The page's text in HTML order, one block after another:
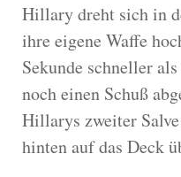
Hillary dreht sich in
ihre eigene Waffe
Sekunde schneller
noch einen Schuß
Hillarys zweiter
hinten auf das Deck